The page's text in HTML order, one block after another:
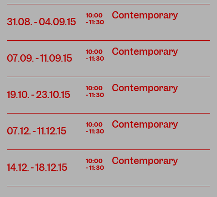
31.08.-04.09.15
10:00
-11:30
Contemporary
07.09.-11.09.15
10:00
-11:30
Contemporary
19.10.-23.10.15
10:00
-11:30
Contemporary
07.12.-11.12.15
10:00
-11:30
Contemporary
14.12.-18.12.15
10:00
-11:30
Contemporary